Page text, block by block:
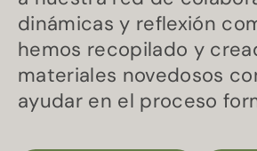
dinámicas y reflexión
hemos recopilado y
materiales novedosos
ayudar en el proceso